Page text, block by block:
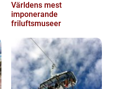
Världens mest
imponerande
friluftsmuseer